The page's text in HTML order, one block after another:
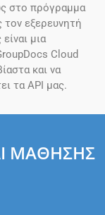
στο πρόγραμμα
τον εξερευνητή
μια
Cloud
και να
τα API μας.
ΜΆΘΗΣΗΣ